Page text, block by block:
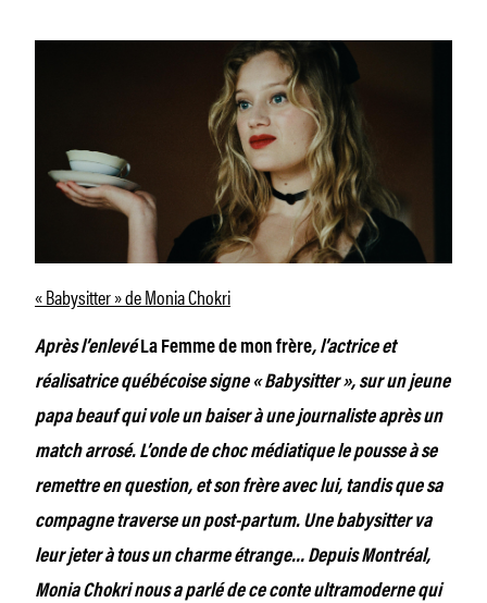
« Babysitter » de Monia Chokri
Après l’enlevéLa Femme de mon frère, l’actrice et
réalisatrice québécoise signe « Babysitter », sur un jeune
papa beauf qui vole un baiser à une journaliste après un
match arrosé. L’onde de choc médiatique le pousse à se
remettre en question, et son frère avec lui, tandis que sa
compagne traverse un post-partum. Une babysitter va
leur jeter à tous un charme étrange… Depuis Montréal,
Monia Chokri nous a parlé de ce conte ultramoderne qui